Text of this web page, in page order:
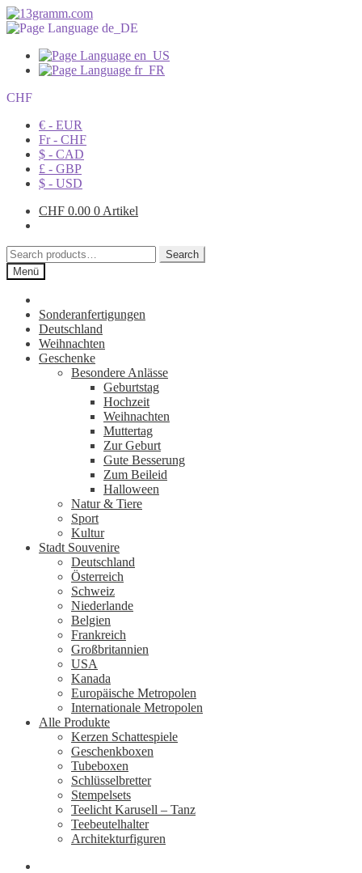
CHF
€ - EUR
Fr - CHF
$ - CAD
£ - GBP
$ - USD
CHF 0.00 0 Artikel
Search
for:
Search
Menü
Sonderanfertigungen
Deutschland
Weihnachten
Geschenke
Besondere Anlässe
Geburtstag
Hochzeit
Weihnachten
Muttertag
Zur Geburt
Gute Besserung
Zum Beileid
Halloween
Natur & Tiere
Sport
Kultur
Stadt Souvenire
Deutschland
Österreich
Schweiz
Niederlande
Belgien
Frankreich
Großbritannien
USA
Kanada
Europäische Metropolen
Internationale Metropolen
Alle Produkte
Kerzen Schattespiele
Geschenkboxen
Tubeboxen
Schlüsselbretter
Stempelsets
Teelicht Karusell – Tanz
Teebeutelhalter
Architekturfiguren